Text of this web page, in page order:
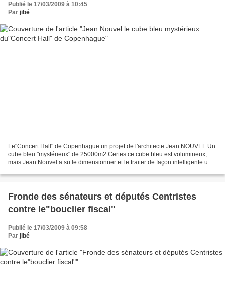
Publié le 17/03/2009 à 10:45
Par jibé
Le"Concert Hall" de Copenhague:un projet de l'architecte Jean NOUVEL Un
cube bleu "mystérieux" de 25000m2 Certes ce cube bleu est volumineux,
mais Jean Nouvel a su le dimensionner et le traiter de façon intelligente un
Fronde des sénateurs et députés Centristes
contre le"bouclier fiscal"
Publié le 17/03/2009 à 09:58
Par jibé